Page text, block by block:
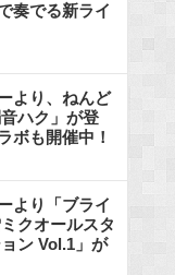
奏でる新ライ
より、ねんど
ハク」が登
ボも開催中！
より「ブライ
クオールスタ
ン Vol.1」が